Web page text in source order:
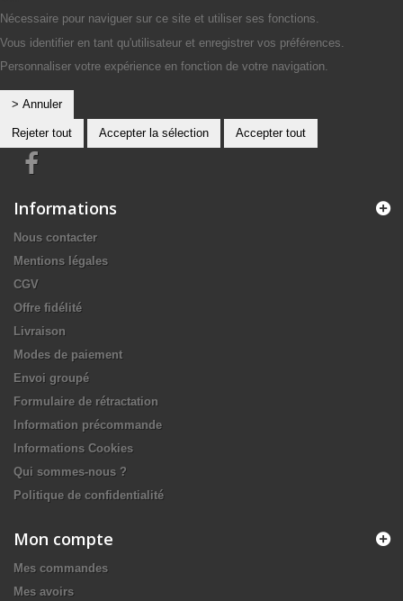
Nécessaire pour naviguer sur ce site et utiliser ses fonctions.
Vous identifier en tant qu'utilisateur et enregistrer vos préférences.
Personnaliser votre expérience en fonction de votre navigation.
> Annuler
Rejeter tout Accepter la sélection Accepter tout
Informations
Nous contacter
Mentions légales
CGV
Offre fidélité
Livraison
Modes de paiement
Envoi groupé
Formulaire de rétractation
Information précommande
Informations Cookies
Qui sommes-nous ?
Politique de confidentialité
Mon compte
Mes commandes
Mes avoirs